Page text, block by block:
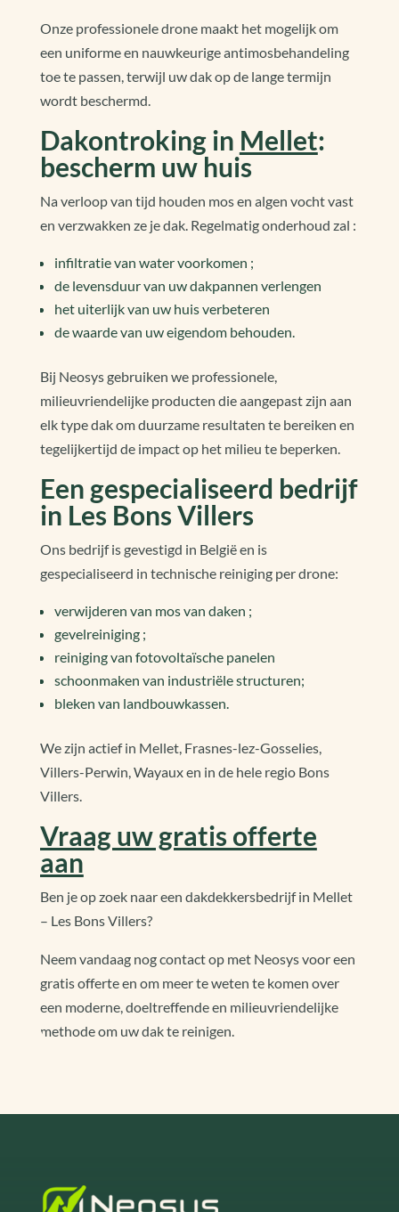
Onze professionele drone maakt het mogelijk om
een uniforme en nauwkeurige antimosbehandeling
toe te passen, terwijl uw dak op de lange termijn
wordt beschermd.
Dakontroking in Mellet:
bescherm uw huis
Na verloop van tijd houden mos en algen vocht vast
en verzwakken ze je dak. Regelmatig onderhoud zal :
infiltratie van water voorkomen ;
de levensduur van uw dakpannen verlengen
het uiterlijk van uw huis verbeteren
de waarde van uw eigendom behouden.
Bij Neosys gebruiken we professionele,
milieuvriendelijke producten die aangepast zijn aan
elk type dak om duurzame resultaten te bereiken en
tegelijkertijd de impact op het milieu te beperken.
Een gespecialiseerd bedrijf
in Les Bons Villers
Ons bedrijf is gevestigd in België en is
gespecialiseerd in technische reiniging per drone:
verwijderen van mos van daken ;
gevelreiniging ;
reiniging van fotovoltaïsche panelen
schoonmaken van industriële structuren;
bleken van landbouwkassen.
We zijn actief in Mellet, Frasnes-lez-Gosselies,
Villers-Perwin, Wayaux en in de hele regio Bons
Villers.
Vraag uw gratis offerte
aan
Ben je op zoek naar een dakdekkersbedrijf in Mellet
– Les Bons Villers?
Neem vandaag nog contact op met Neosys voor een
gratis offerte en om meer te weten te komen over
een moderne, doeltreffende en milieuvriendelijke
methode om uw dak te reinigen.